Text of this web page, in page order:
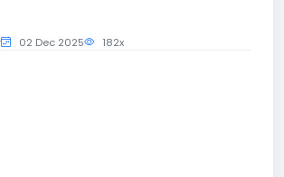
02 Dec 2025 182x